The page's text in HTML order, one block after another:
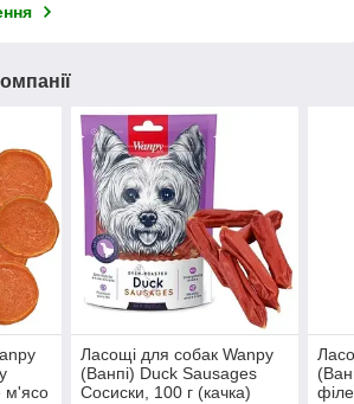
м'ясо
Ласощі для собак Wanpy
(Ванпі) Duck Sausages
Сосиски, 100 г (качка)